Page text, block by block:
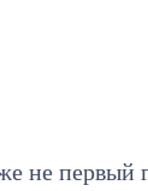
не первый